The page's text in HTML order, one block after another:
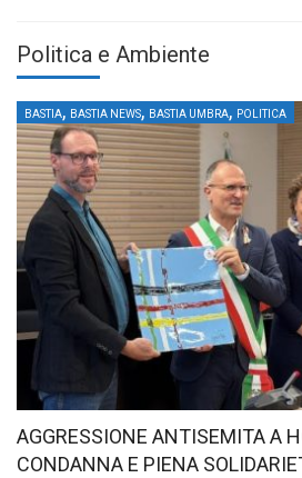
Politica e Ambiente
BASTIA, BASTIA NEWS, BASTIA UMBRA, POLITICA
AGGRESSIONE ANTISEMITA A
CONDANNA E PIENA